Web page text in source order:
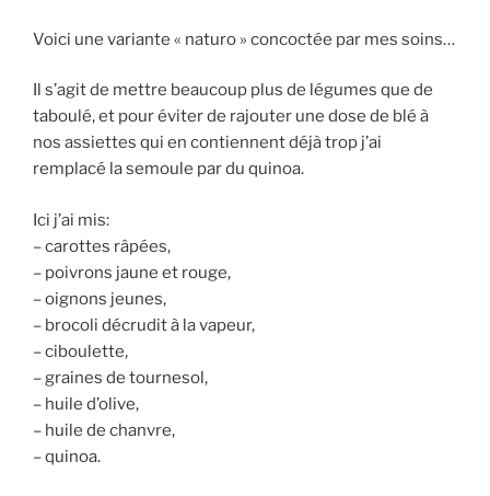
Voici une variante « naturo » concoctée par mes soins…
Il s’agit de mettre beaucoup plus de légumes que de
taboulé, et pour éviter de rajouter une dose de blé à
nos assiettes qui en contiennent déjà trop j’ai
remplacé la semoule par du quinoa.
Ici j’ai mis:
– carottes râpées,
– poivrons jaune et rouge,
– oignons jeunes,
– brocoli décrudit à la vapeur,
– ciboulette,
– graines de tournesol,
– huile d’olive,
– huile de chanvre,
– quinoa.